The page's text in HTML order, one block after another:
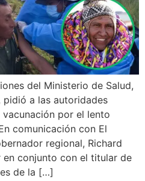
del Ministerio de Salud,
pidió a las autoridades
por el lento
comunicación con El
regional, Richard
conjunto con el titular de
de la […]